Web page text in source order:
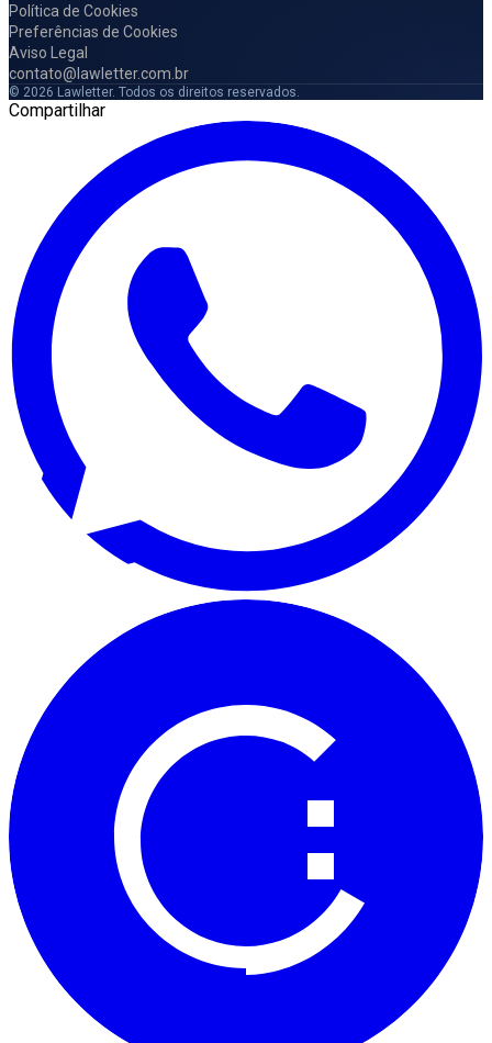
Política de Cookies
Preferências de Cookies
Aviso Legal
contato@lawletter.com.br
© 2026 Lawletter. Todos os direitos reservados.
Compartilhar